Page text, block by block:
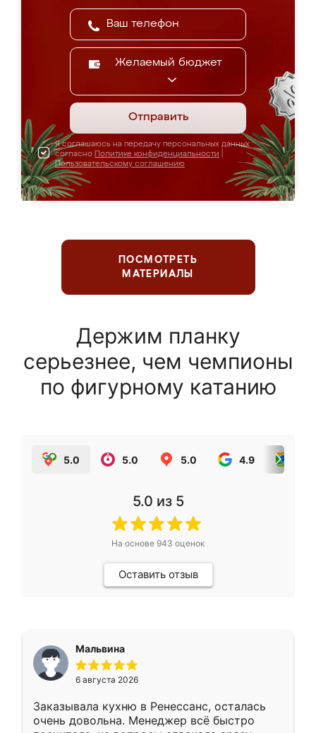
Желаемый бюджет
Отправить
Я соглашаюсь на передачу персональных данных
согласно Политике конфиденциальности
Пользовательскому соглашению
ПОСМОТРЕТЬ
МАТЕРИАЛЫ
Держим планку
серьезнее, чем чемпионы
по фигурному катанию
5.0 5.0 5.0 4.9
5.0 из 5
На основе 943 оценок
Оставить отзыв
Мальвина
6 августа 2026
Заказывала кухню в Ренессанс, осталась
очень довольна. Менеджер всё быстро